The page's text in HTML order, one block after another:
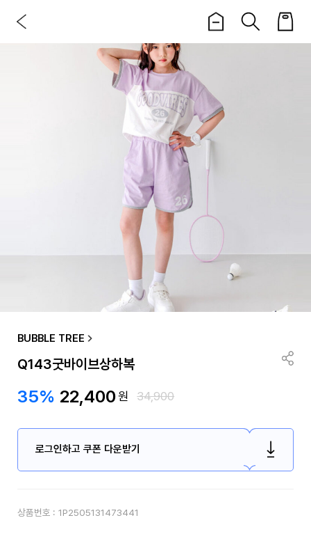
BUBBLE TREE
Q143굿바이브상하복
35% 22,400원 34,900
로그인하고 쿠폰 다운받기
상품번호 : 1P2505131473441